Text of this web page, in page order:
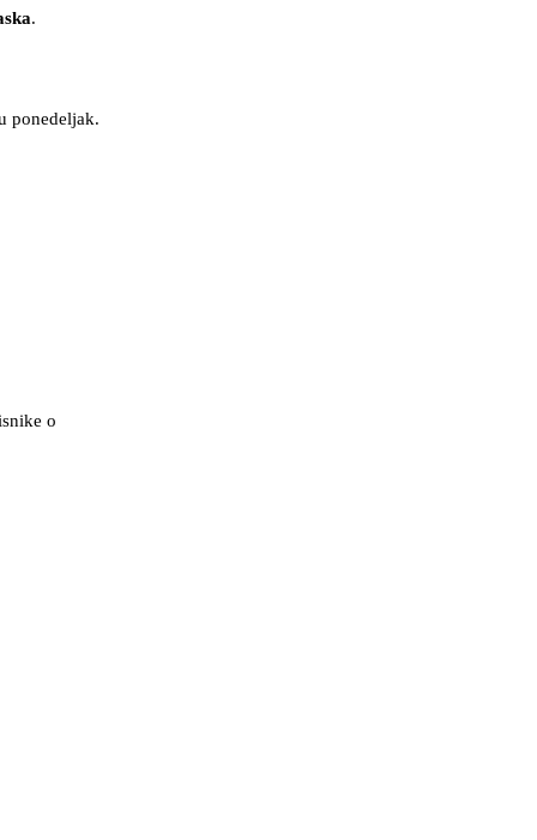
.
ponedeljak.
o